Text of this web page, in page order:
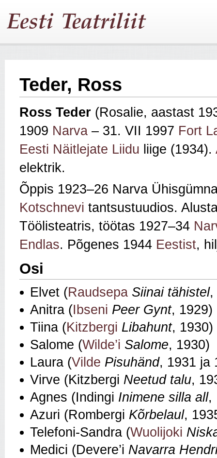
Teder, Ross
Ross Teder (Rosalie, aastast
1909 Narva – 31. VII 1997 Fort
Eesti Näitlejate Liidu liige (1934).
elektrik.
Õppis 1923–26 Narva
Kotschnevi tantsustuudios.
Töölisteatris, töötas 1927–34
Endlas. Põgenes 1944 Eestist,
Osi
Elvet (Raudsepa Siinai tähistel,
Anitra (Ibseni Peer Gynt, 1929)
Tiina (Kitzbergi Libahunt, 1930)
Salome (Wilde’i Salome, 1930)
Laura (Vilde Pisuhänd, 1931 ja
Virve (Kitzbergi Neetud talu,
Agnes (Indingi Inimene silla all,
Azuri (Rombergi Kõrbelaul,
Telefoni-Sandra (Wuolijoki
Medici (Devere’i Navarra